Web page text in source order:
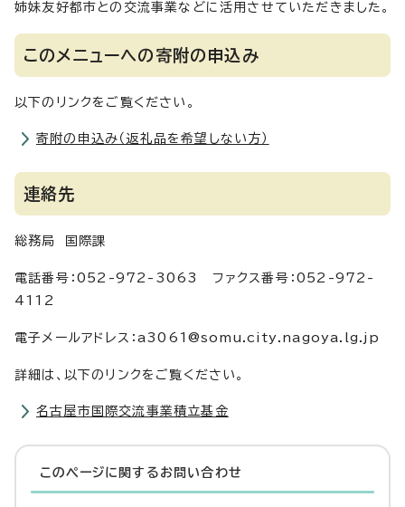
姉妹友好都市との交流事業などに活用させていただきました。
このメニューへの寄附の申込み
以下のリンクをご覧ください。
寄附の申込み（返礼品を希望しない方）
連絡先
総務局 国際課
電話番号：052-972-3063 ファクス番号：052-972-
4112
電子メールアドレス：a3061@somu.city.nagoya.lg.jp
詳細は、以下のリンクをご覧ください。
名古屋市国際交流事業積立基金
このページに関する お問い合わせ